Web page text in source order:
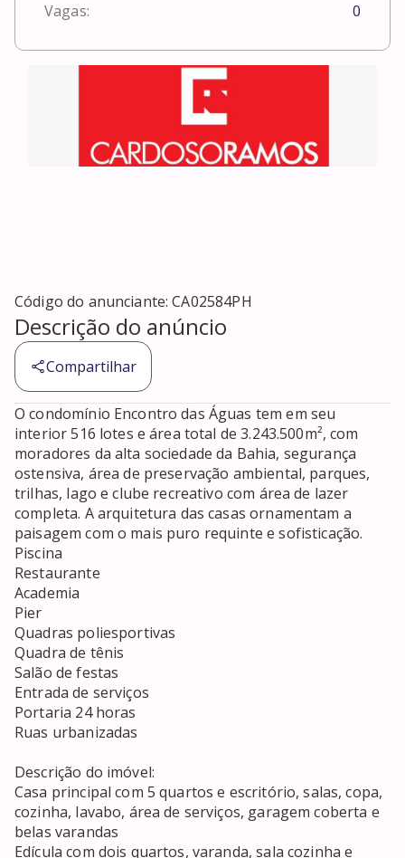
Vagas: 0
Código do anunciante:CA02584PH
Descrição do anúncio
Compartilhar
O condomínio Encontro das Águas tem em seu
interior 516 lotes e área total de 3.243.500m², com
moradores da alta sociedade da Bahia, segurança
ostensiva, área de preservação ambiental, parques,
trilhas, lago e clube recreativo com área de lazer
completa. A arquitetura das casas ornamentam a
paisagem com o mais puro requinte e sofisticação.
Piscina
Restaurante
Academia
Pier
Quadras poliesportivas
Quadra de tênis
Salão de festas
Entrada de serviços
Portaria 24 horas
Ruas urbanizadas
Descrição do imóvel:
Casa principal com 5 quartos e escritório, salas, copa,
cozinha, lavabo, área de serviços, garagem coberta e
belas varandas
Edícula com dois quartos, varanda, sala cozinha e